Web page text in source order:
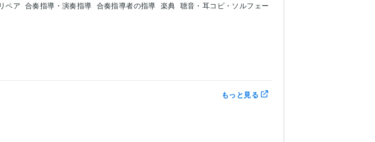
ペア 合奏指導・演奏指導 合奏指導者の指導 楽典 聴音・耳コピ・ソルフェー
もっと見る